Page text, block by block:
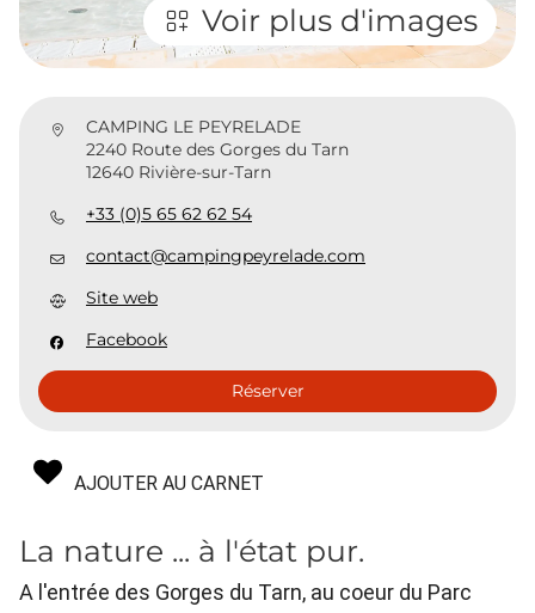
Voir plus d'images
CAMPING LE PEYRELADE
2240 Route des Gorges du Tarn
12640 Rivière-sur-Tarn
+33 (0)5 65 62 62 54
contact@campingpeyrelade.com
Site web
Facebook
Réserver
AJOUTER AU CARNET
La nature ... à l'état pur.
A l'entrée des Gorges du Tarn, au coeur du Parc